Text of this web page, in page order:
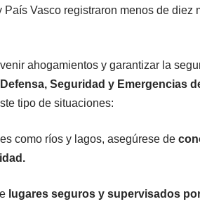
País Vasco registraron menos de
ahogamientos y garantizar la
Seguridad y Emergencias
tipo de situaciones:
como ríos y lagos, asegúrese de
lugares seguros y supervisados